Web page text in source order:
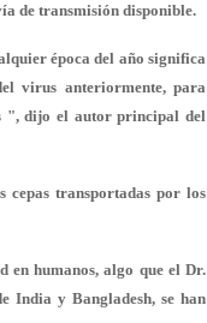
de transmisión disponible.
época del año significa
virus anteriormente, para
", dijo el autor principal del
cepas transportadas por los
en humanos, algo que el Dr.
India y Bangladesh, se han